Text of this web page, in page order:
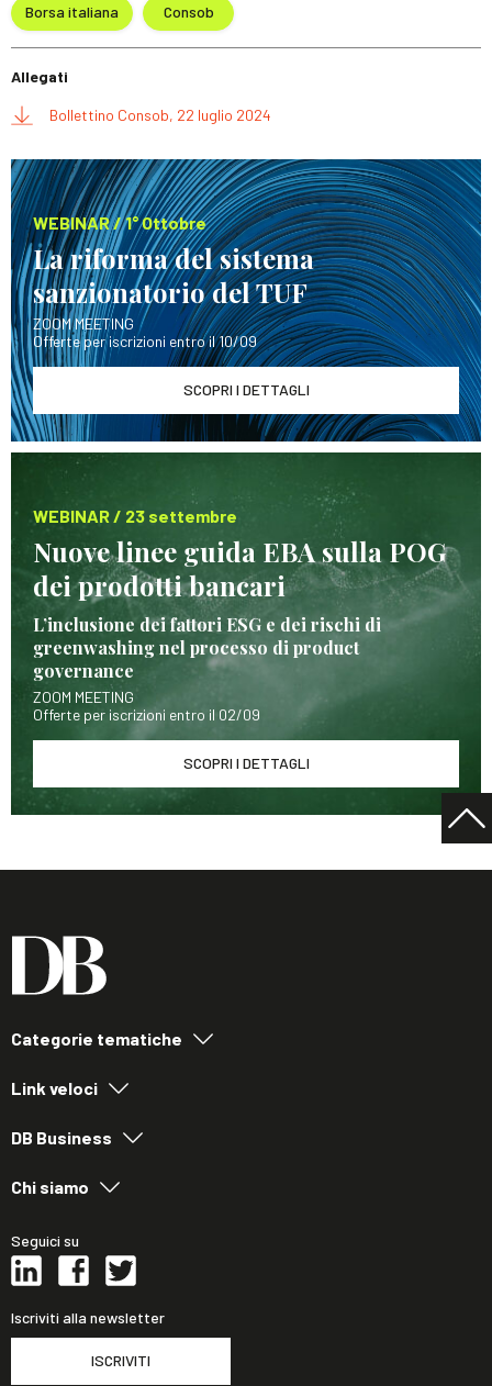
Borsa italiana Consob
Allegati
Bollettino Consob, 22 luglio 2024
WEBINAR / 1° Ottobre
La riforma del sistema
sanzionatorio del TUF
ZOOM MEETING
Offerte per iscrizioni entro il 10/09
SCOPRI I DETTAGLI
WEBINAR / 23 settembre
Nuove linee guida EBA sulla POG
dei prodotti bancari
L’inclusione dei fattori ESG e dei rischi di
greenwashing nel processo di product
governance
ZOOM MEETING
Offerte per iscrizioni entro il 02/09
SCOPRI I DETTAGLI
Categorie tematiche
Link veloci
DB Business
Chi siamo
Seguici su
Iscriviti alla newsletter
ISCRIVITI